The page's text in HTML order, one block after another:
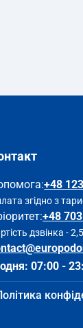
:+48
згідно з
+48
дзвінка -
07:00 -